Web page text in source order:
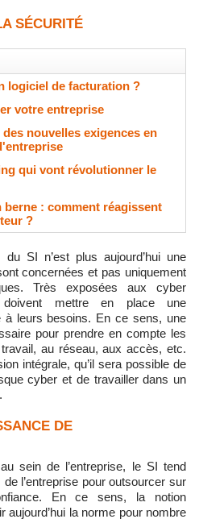
SÉCURITÉ
logiciel de facturation ?
votre entreprise
nouvelles exigences en
qui vont révolutionner le
berne : comment réagissent
?
concernées et pas uniquement
Très exposées aux cyber
doivent mettre en place une
à leurs besoins. En ce sens, une
pour prendre en compte les
au réseau, aux accès, etc.
intégrale, qu’il sera possible de
cyber et de travailler dans un
DE
l’entreprise pour outsourcer sur
En ce sens, la notion
aujourd’hui la norme pour nombre